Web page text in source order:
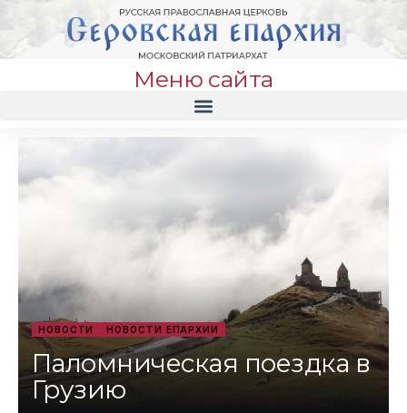
Меню сайта
НОВОСТИ НОВОСТИ ЕПАРХИИ
Паломническая поездка в
Грузию